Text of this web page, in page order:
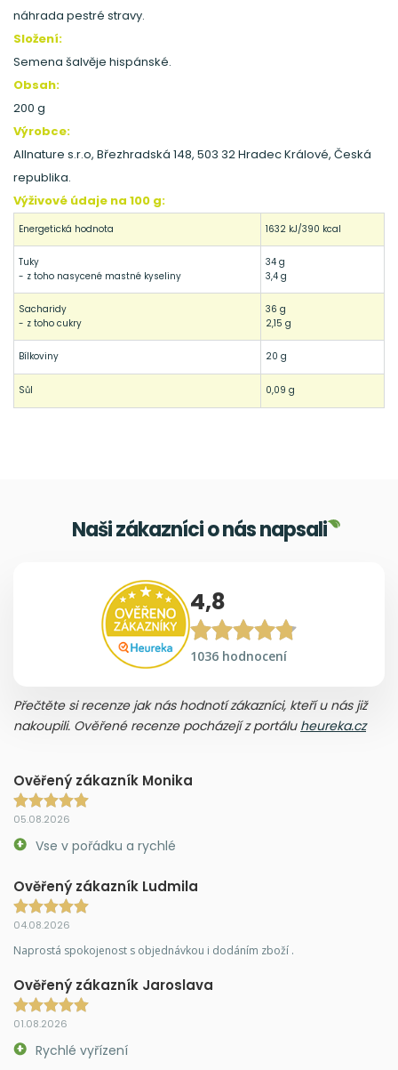
náhrada pestré stravy.
Složení:
Semena šalvěje hispánské.
Obsah:
200 g
Výrobce:
Allnature s.r.o, Březhradská 148, 503 32 Hradec Králové, Česká
republika.
Výživové údaje na 100 g:
Energetická hodnota 1632 kJ/390 kcal
Tuky
- z toho nasycené mastné kyseliny
34 g
3,4 g
Sacharidy
- z toho cukry
36 g
2,15 g
Bílkoviny 20 g
Sůl 0,09 g
Naši zákazníci o nás napsali
4,8
1036 hodnocení
Přečtěte si recenze jak nás hodnotí zákazníci, kteří u nás již
nakoupili. Ověřené recenze pocházejí z portálu heureka.cz
Ověřený zákazník Monika
05.08.2026
Vse v pořádku a rychlé
Ověřený zákazník Ludmila
04.08.2026
Naprostá spokojenost s objednávkou i dodáním zboží .
Ověřený zákazník Jaroslava
01.08.2026
Rychlé vyřízení